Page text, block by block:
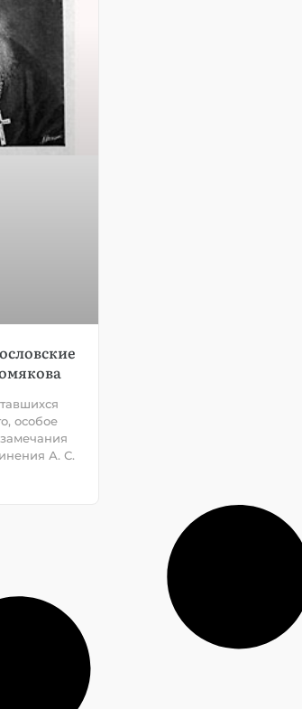
особое
А. С.